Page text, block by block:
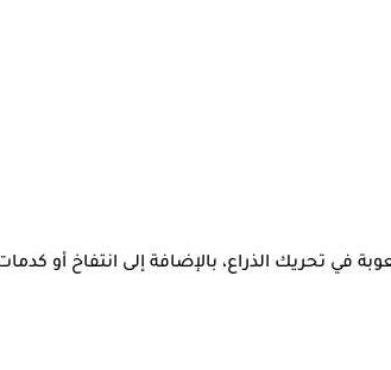
في تحريك الذراع، بالإضافة إلى انتفاخ